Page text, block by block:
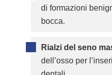
di formazioni
bocca.
Rialzi del seno
dell’osso per